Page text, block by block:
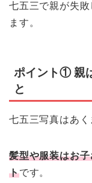
七五三で親が失
ます。
ポイント① 親
と
七五三写真はあく
髪型や服装はお
トです。